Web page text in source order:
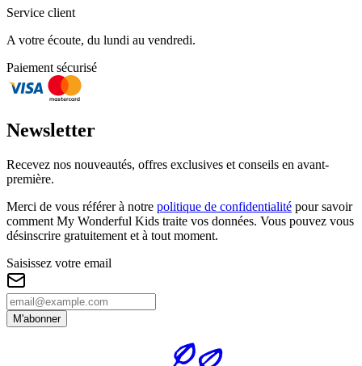
Service client
A votre écoute, du lundi au vendredi.
Paiement sécurisé
Newsletter
Recevez nos nouveautés, offres exclusives et conseils en avant-
première.
Merci de vous référer à notre politique de confidentialité pour savoir
comment My Wonderful Kids traite vos données. Vous pouvez vous
désinscrire gratuitement et à tout moment.
Saisissez votre email
M'abonner